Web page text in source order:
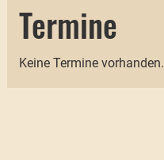
Termine
Keine Termine vorhanden.